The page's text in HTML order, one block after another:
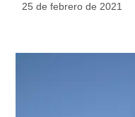
25 de febrero de 2021